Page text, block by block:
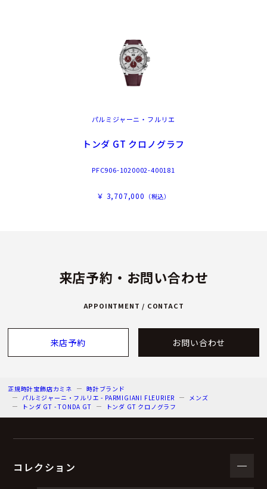
パルミジャーニ・フルリエ
トンダ GT クロノグラフ
PFC906-1020002-400181
￥ 3,707,000 （税込）
来店予約・お問い合わせ
APPOINTMENT / CONTACT
来店予約 お問い合わせ
正規時計宝飾店カミネ
時計ブランド
パルミジャーニ・フルリエ - PARMIGIANI FLEURIER
メンズ
トンダ GT - TONDA GT
トンダ GT クロノグラフ
コレクション